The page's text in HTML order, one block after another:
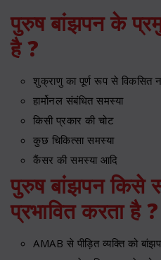
पुरुष बांझपन के
है ?
शुक्राणु का पूर्ण रूप से विकसित न
हार्मोनल संबंधित समस्या
किसी प्रकार की चोट
कुछ चिकित्सा समस्या
कैंसर की समस्या आदि
पुरुष बांझपन किसे
प्रभावित करता है ?
AMAB से पीड़ित व्यक्ति को